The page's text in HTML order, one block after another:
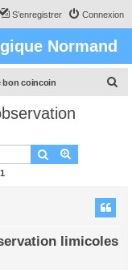
Connexion
S’enregistrer
Normand
bon coincoin
Rechercher
1
limicoles